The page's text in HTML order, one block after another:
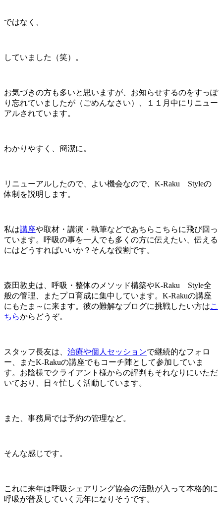
ではなく、
していました（笑）。
お気づきの方も多いと思いますが、お知らせするのをすっぽ
り忘れていましたが（ごめんなさい）、１１月中にリニュー
アルされています。
わかりやすく、簡潔に。
リニューアルしたので、よい機会なので、K-Raku Styleの
体制を説明します。
私は講座や取材・講演・執筆などであちらこちらに飛び回っ
ています。呼吸の事を一人でも多くの方に伝えたい、伝える
にはどうすればいいか？そんな役割です。
森田敦史は、呼吸・整体のメソッド構築やK-Raku Style全
般の管理、またプロ育成に集中しています。K-Rakuの講座
にもたま～に来ます。彼の難解なブログに挑戦したい方はこ
ちらからどうぞ。
スタッフ長友は、 治療や個人セッションで継続的なフォロ
ー、またK-Rakuの講座でもコーチ陣として参加していま
す。お陰様でクライアント様からの評判もそれなりにいただ
いており、日々忙しく活動しています。
また、事務局では予約の管理など。
そんな感じです。
これに来年は呼吸シェアリング協会の活動が入って本格的に
呼吸が普及していく元年になりそうです。